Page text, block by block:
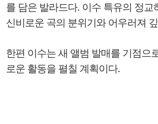
를 담은 발라드다. 이수 특유의 정교
신비로운 곡의 분위기와 어우러져
한편 이수는 새 앨범 발매를 기점으
로운 활동을 펼칠 계획이다.